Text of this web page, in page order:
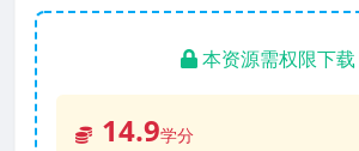
本资源需权限下载
14.9学分